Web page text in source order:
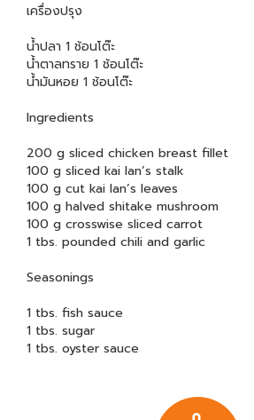
เครื่องปรุง
น้ำปลา 1 ช้อนโต๊ะ
น้ำตาลทราย 1 ช้อนโต๊ะ
น้ำมันหอย 1 ช้อนโต๊ะ
Ingredients
200 g sliced chicken breast fillet
100 g sliced kai lan’s stalk
100 g cut kai lan’s leaves
100 g halved shitake mushroom
100 g crosswise sliced carrot
1 tbs. pounded chili and garlic
Seasonings
1 tbs. fish sauce
1 tbs. sugar
1 tbs. oyster sauce